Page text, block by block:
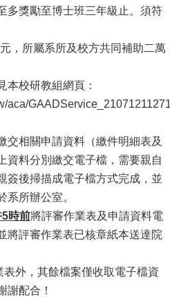
多獎勵至博士班三年級止。須符
，所屬系所及校方共同補助二萬
本校研教組網頁：
aca/
交相關申請資料（繳件明細表及
資料分別繳交電子檔，需要親自
簽後掃描成電子檔方式完成，並
系所辦公室。
5時前將評審作業表及申請資料電
將評審作業表已核章紙本送達院
外，其餘檔案僅收取電子檔資
謝配合！